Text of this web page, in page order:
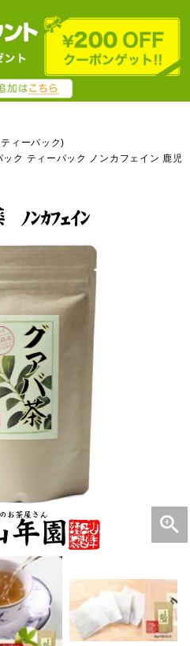
ィーパック)
ク ティーパック ノンカフェイン 鹿児